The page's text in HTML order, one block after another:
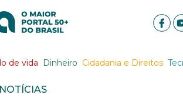
de vida Dinheiro Cidadania e Direitos